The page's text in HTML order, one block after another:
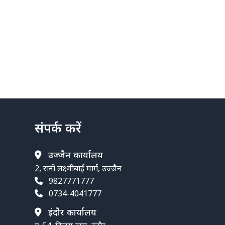
संपर्क करें
उज्जैन कार्यालय
2, रानी लक्ष्मीबाई मार्ग, उज्जैन
9827771777
0734-4041777
इंदौर कार्यालय